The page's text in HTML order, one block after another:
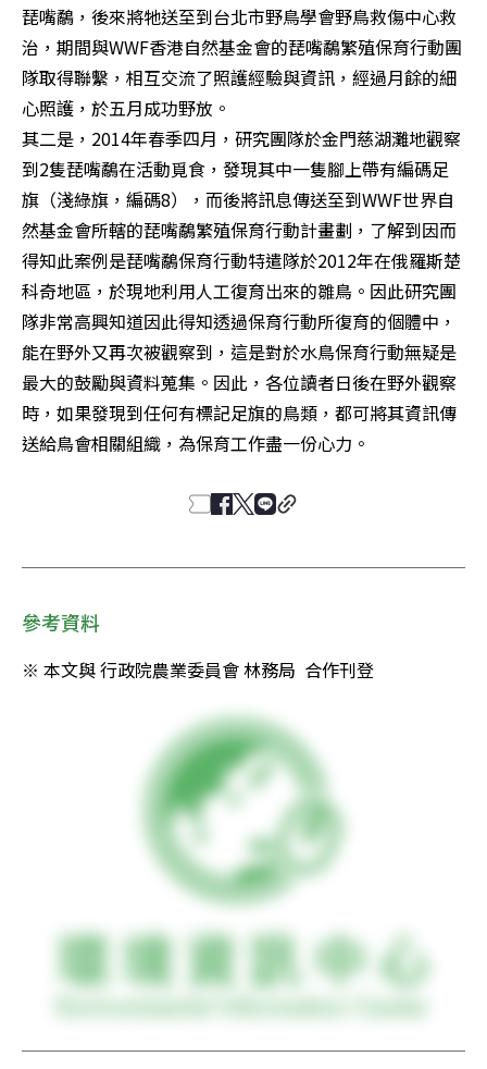
琵嘴鷸，後來將牠送至到台北市野鳥學會野鳥救傷中心救
治，期間與WWF香港自然基金會的琵嘴鷸繁殖保育行動團
隊取得聯繫，相互交流了照護經驗與資訊，經過月餘的細
心照護，於五月成功野放。
其二是，2014年春季四月，研究團隊於金門慈湖灘地觀察
到2隻琵嘴鷸在活動覓食，發現其中一隻腳上帶有編碼足
旗（淺綠旗，編碼8），而後將訊息傳送至到WWF世界自
然基金會所轄的琵嘴鷸繁殖保育行動計畫劃，了解到因而
得知此案例是琵嘴鷸保育行動特遣隊於2012年在俄羅斯楚
科奇地區，於現地利用人工復育出來的雛鳥。因此研究團
隊非常高興知道因此得知透過保育行動所復育的個體中，
能在野外又再次被觀察到，這是對於水鳥保育行動無疑是
最大的鼓勵與資料蒐集。因此，各位讀者日後在野外觀察
時，如果發現到任何有標記足旗的鳥類，都可將其資訊傳
送給鳥會相關組織，為保育工作盡一份心力。
參考資料
※ 本文與 行政院農業委員會 林務局  合作刊登